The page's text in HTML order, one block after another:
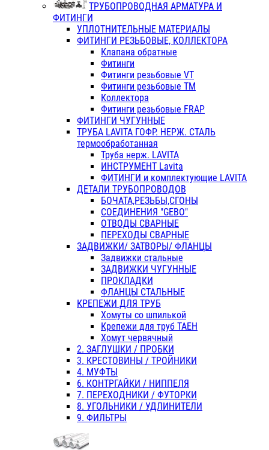
ТРУБОПРОВОДНАЯ АРМАТУРА И
ФИТИНГИ
УПЛОТНИТЕЛЬНЫЕ МАТЕРИАЛЫ
ФИТИНГИ РЕЗЬБОВЫЕ, КОЛЛЕКТОРА
Клапана обратные
Фитинги
Фитинги резьбовые VT
Фитинги резьбовые ТМ
Коллектора
Фитинги резьбовые FRAP
ФИТИНГИ ЧУГУННЫЕ
ТРУБА LAVITA ГОФР. НЕРЖ. СТАЛЬ
термообработанная
Труба нерж. LAVITA
ИНСТРУМЕНТ Lavita
ФИТИНГИ и комплектующие LAVITA
ДЕТАЛИ ТРУБОПРОВОДОВ
БОЧАТА,РЕЗЬБЫ,СГОНЫ
СОЕДИНЕНИЯ "GEBO"
ОТВОДЫ СВАРНЫЕ
ПЕРЕХОДЫ СВАРНЫЕ
ЗАДВИЖКИ/ ЗАТВОРЫ/ ФЛАНЦЫ
Задвижки стальные
ЗАДВИЖКИ ЧУГУННЫЕ
ПРОКЛАДКИ
ФЛАНЦЫ СТАЛЬНЫЕ
КРЕПЕЖИ ДЛЯ ТРУБ
Хомуты со шпилькой
Крепежи для труб ТАЕН
Хомут червячный
2. ЗАГЛУШКИ / ПРОБКИ
3. КРЕСТОВИНЫ / ТРОЙНИКИ
4. МУФТЫ
6. КОНТРГАЙКИ / НИППЕЛЯ
7. ПЕРЕХОДНИКИ / ФУТОРКИ
8. УГОЛЬНИКИ / УДЛИНИТЕЛИ
9. ФИЛЬТРЫ